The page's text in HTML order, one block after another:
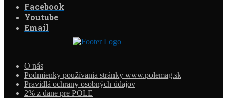
Facebook
Youtube
Email
O nás
Podmienky používania stránky www.polemag.sk
Pravidlá ochrany osobných údajov
2% z dane pre POLE